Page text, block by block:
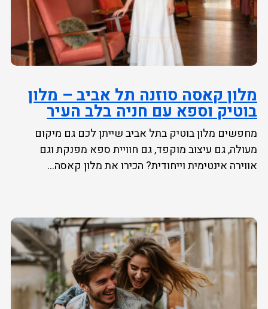
מלון קאסה סוזנה תל אביב – מלון
בוטיק וספא עם חניה בלב העיר
מחפשים מלון בוטיק בתל אביב שייתן לכם גם מיקום
מעולה, גם עיצוב מוקפד, גם חוויית ספא מפנקת וגם
אווירה אינטימית וייחודית? הכירו את מלון קאסה...